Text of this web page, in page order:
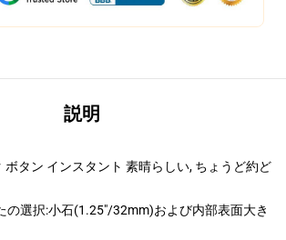
説明
ボタン インスタント 素晴らしい, ちょうど約ど
の選択:小石(1.25"/32mm)および内部表面大き